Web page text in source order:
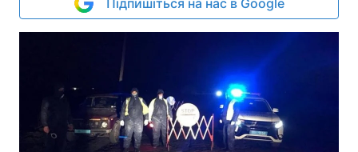
Підпишіться на нас в Google